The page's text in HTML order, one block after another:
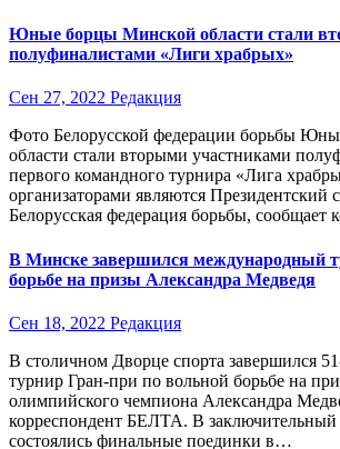
Юные борцы Минской области стали
полуфиналистами «Лиги храбрых»
Сен 27, 2022 Редакция
Фото Белорусской федерации борьбы
области стали вторыми участниками
первого командного турнира «Лига
организаторами являются Президентский
Белорусская федерация борьбы, сообщает
В Минске завершился международный
борьбе на призы Александра Медведя
Сен 18, 2022 Редакция
В столичном Дворце спорта завершился
турнир Гран-при по вольной борьбе на
олимпийского чемпиона Александра
корреспондент БЕЛТА. В заключительный
состоялись финальные поединки в…